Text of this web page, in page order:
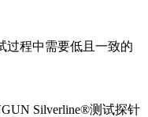
过程中需要低且一致的
Silverline®测试探针